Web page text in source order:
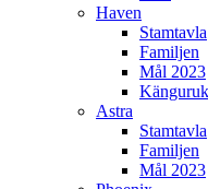
Haven
Stamtavla
Familjen
Mål 2023
Astra
Stamtavla
Familjen
Mål 2023